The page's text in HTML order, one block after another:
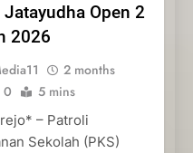
Jatayudha Open 2
2026
2 months
0 5 mins
– Patroli
Sekolah (PKS)